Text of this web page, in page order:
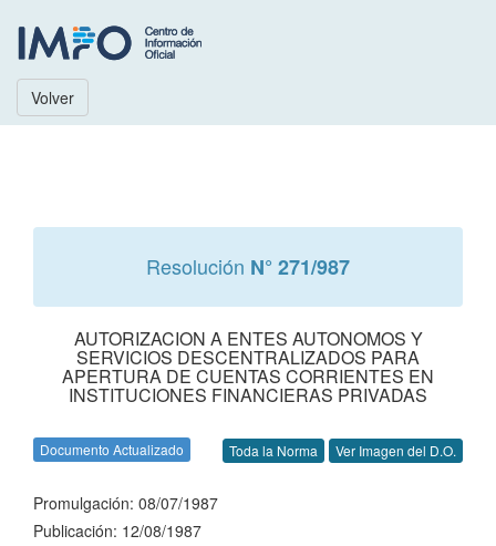
Volver
Resolución N° 271/987
AUTORIZACION A ENTES AUTONOMOS Y
SERVICIOS DESCENTRALIZADOS PARA
APERTURA DE CUENTAS CORRIENTES EN
INSTITUCIONES FINANCIERAS PRIVADAS
Documento Actualizado Toda la Norma Ver Imagen del D.O.
Promulgación: 08/07/1987
Publicación: 12/08/1987